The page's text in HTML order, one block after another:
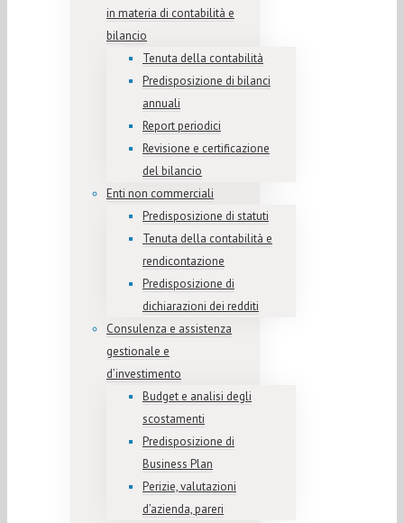
in materia di contabilità e
bilancio
Tenuta della contabilità
Predisposizione di bilanci
annuali
Report periodici
Revisione e certificazione
del bilancio
Enti non commerciali
Predisposizione di statuti
Tenuta della contabilità e
rendicontazione
Predisposizione di
dichiarazioni dei redditi
Consulenza e assistenza
gestionale e
d’investimento
Budget e analisi degli
scostamenti
Predisposizione di
Business Plan
Perizie, valutazioni
d’azienda, pareri